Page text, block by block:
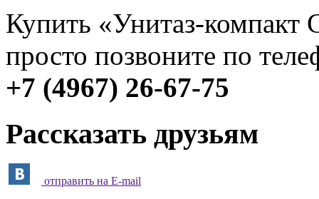
Купить «Унитаз-компакт
просто позвоните по
+7 (4967) 26-67-75
Рассказать друзьям
отправить на E-mail